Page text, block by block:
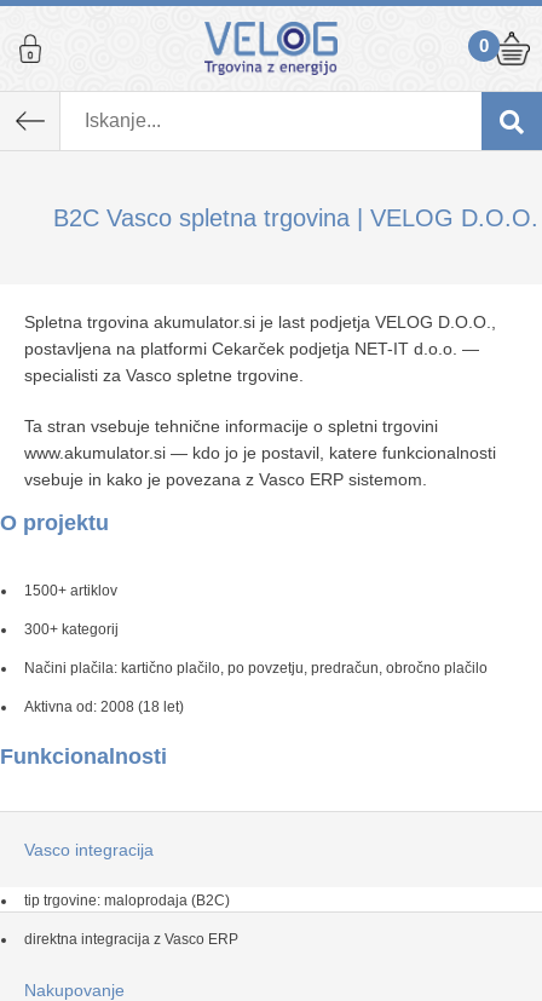
0
B2C Vasco spletna trgovina | VELOG D.O.O.
Spletna trgovina akumulator.si je last podjetja VELOG D.O.O.,
postavljena na platformi Cekarček podjetja NET-IT d.o.o. —
specialisti za Vasco spletne trgovine.
Ta stran vsebuje tehnične informacije o spletni trgovini
www.akumulator.si — kdo jo je postavil, katere funkcionalnosti
vsebuje in kako je povezana z Vasco ERP sistemom.
O projektu
1500+ artiklov
300+ kategorij
Načini plačila: kartično plačilo, po povzetju, predračun, obročno plačilo
Aktivna od: 2008 (18 let)
Funkcionalnosti
Vasco integracija
tip trgovine: maloprodaja (B2C)
direktna integracija z Vasco ERP
Nakupovanje